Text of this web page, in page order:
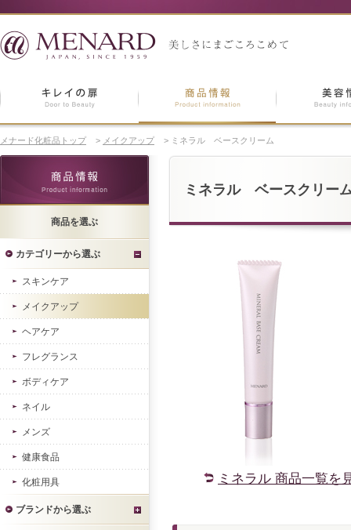
メナード化粧品トップ > メイクアップ > ミネラル ベースクリーム
ミネラル ベースクリー
ミネラル 商品一覧を
商品を選ぶ
カテゴリーから選ぶ
スキンケア
メイクアップ
ヘアケア
フレグランス
ボディケア
ネイル
メンズ
健康食品
化粧用具
ブランドから選ぶ